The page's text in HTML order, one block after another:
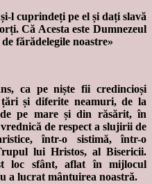
l cuprindeți pe el și dați slavă
Că Acesta este Dumnezeul
fărădelegile noastre»
ca pe niște fii credincioși
și diferite neamuri, de la
pe mare și din răsărit, în
de respect a slujirii de
într-o sistimă, într-o
lui Hristos, al Bisericii.
loc sfânt, aflat în mijlocul
a lucrat mântuirea noastră.